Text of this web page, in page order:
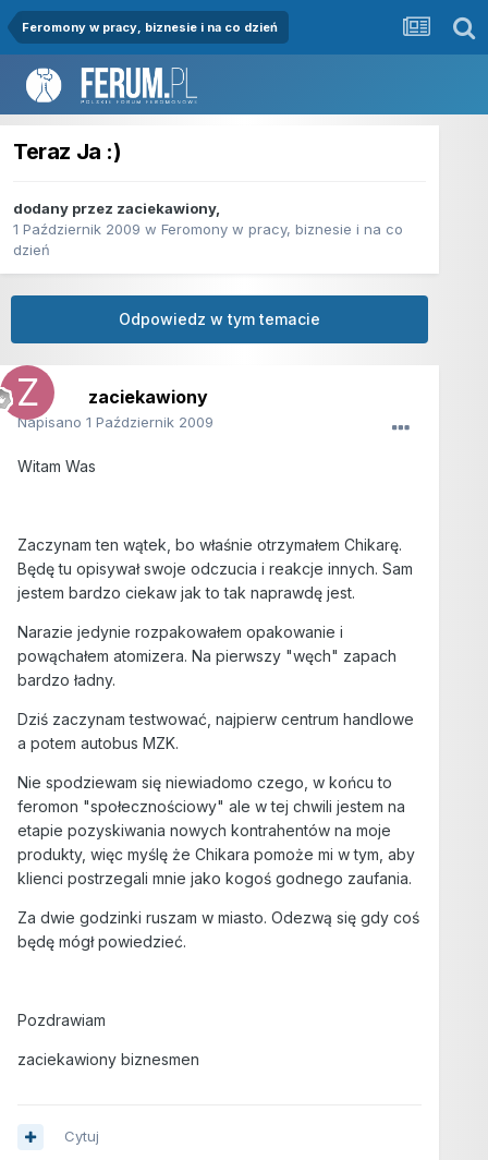
Feromony w pracy, biznesie i na co dzień
Teraz Ja :)
dodany przez zaciekawiony,
1 Październik 2009 w Feromony w pracy, biznesie i na co
dzień
Odpowiedz w tym temacie
zaciekawiony
Napisano 1 Październik 2009
Witam Was
Zaczynam ten wątek, bo właśnie otrzymałem Chikarę.
Będę tu opisywał swoje odczucia i reakcje innych. Sam
jestem bardzo ciekaw jak to tak naprawdę jest.
Narazie jedynie rozpakowałem opakowanie i
powąchałem atomizera. Na pierwszy "węch" zapach
bardzo ładny.
Dziś zaczynam testwować, najpierw centrum handlowe
a potem autobus MZK.
Nie spodziewam się niewiadomo czego, w końcu to
feromon "społecznościowy" ale w tej chwili jestem na
etapie pozyskiwania nowych kontrahentów na moje
produkty, więc myślę że Chikara pomoże mi w tym, aby
klienci postrzegali mnie jako kogoś godnego zaufania.
Za dwie godzinki ruszam w miasto. Odezwą się gdy coś
będę mógł powiedzieć.
Pozdrawiam
zaciekawiony biznesmen
Cytuj